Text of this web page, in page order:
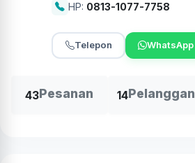
HP: 0813-1077-7758
Telepon WhatsApp
43Pesanan 14Pelanggan